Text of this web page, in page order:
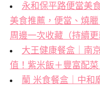
永和保平路便當美
美食推薦，便當、燒
周邊一次收藏（持續更
大王健康餐盒｜南
值！紫米飯＋豐富配
蘭 米食餐盒｜中和